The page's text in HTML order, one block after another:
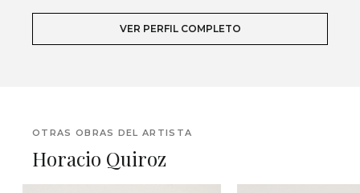
VER PERFIL COMPLETO
OTRAS OBRAS DEL ARTISTA
Horacio Quiroz